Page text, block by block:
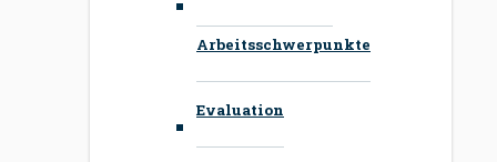
Arbeitsschwerpunkte
Evaluation